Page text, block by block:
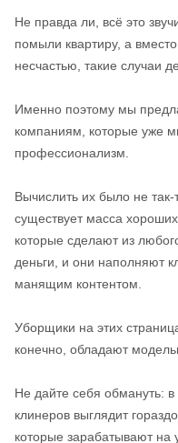
Не правда ли, всё это
помыли квартиру, а
несчастью, такие случаи
Именно поэтому мы
компаниям, которые уже
профессионализм.
Вычислить их было не
существует масса
которые сделают из
деньги, и они наполняют
манящим контентом.
Уборщики на этих
конечно, обладают
Не дайте себя обмануть:
клинеров выглядит
которые зарабатывают на